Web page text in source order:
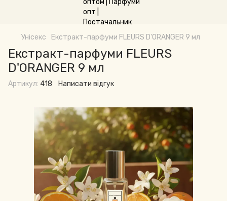
Унісекс Екстракт-парфуми FLEURS D'ORANGER 9 мл
Екстракт-парфуми FLEURS
D'ORANGER 9 мл
Артикул: 418 Написати відгук